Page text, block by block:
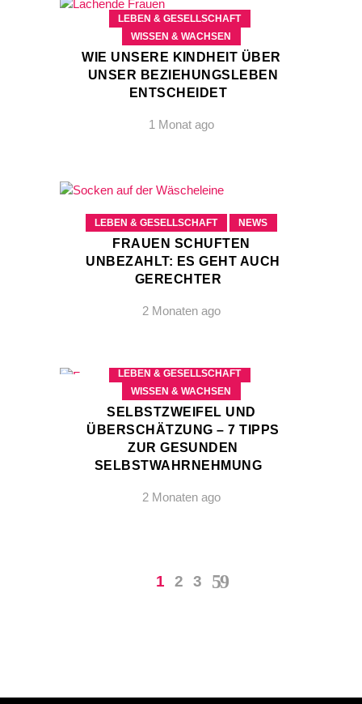
LEBEN & GESELLSCHAFT
WISSEN & WACHSEN
WIE UNSERE KINDHEIT ÜBER
UNSER BEZIEHUNGSLEBEN
ENTSCHEIDET
1 Monat ago
LEBEN & GESELLSCHAFT NEWS
FRAUEN SCHUFTEN
UNBEZAHLT: ES GEHT AUCH
GERECHTER
2 Monaten ago
LEBEN & GESELLSCHAFT
WISSEN & WACHSEN
SELBSTZWEIFEL UND
ÜBERSCHÄTZUNG – 7 TIPPS
ZUR GESUNDEN
SELBSTWAHRNEHMUNG
2 Monaten ago
1 2 3